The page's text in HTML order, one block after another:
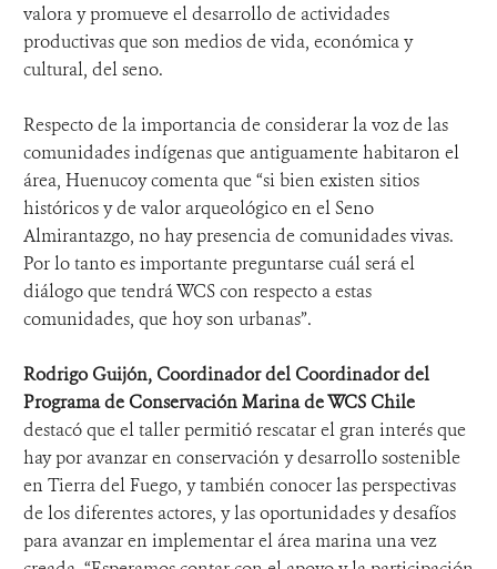
valora y promueve el desarrollo de actividades
productivas que son medios de vida, económica y
cultural, del seno.
Respecto de la importancia de considerar la voz de las
comunidades indígenas que antiguamente habitaron el
área, Huenucoy comenta que “si bien existen sitios
históricos y de valor arqueológico en el Seno
Almirantazgo, no hay presencia de comunidades vivas.
Por lo tanto es importante preguntarse cuál será el
diálogo que tendrá WCS con respecto a estas
comunidades, que hoy son urbanas”.
Rodrigo Guijón, Coordinador del Coordinador del
Programa de Conservación Marina de WCS Chile
destacó que el taller permitió rescatar el gran interés que
hay por avanzar en conservación y desarrollo sostenible
en Tierra del Fuego, y también conocer las perspectivas
de los diferentes actores, y las oportunidades y desafíos
para avanzar en implementar el área marina una vez